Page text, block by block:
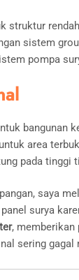
struktur
sistem
pompa
bangunan
area
pada tinggi
saya
surya
, memberikan
sering gagal